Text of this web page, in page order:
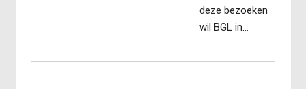
deze bezoeken
wil BGL in…